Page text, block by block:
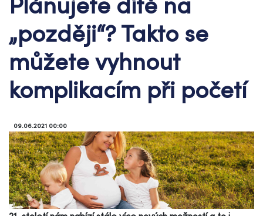
„později“? Takto se
můžete vyhnout
komplikacím při početí
09.06.2021 00:00